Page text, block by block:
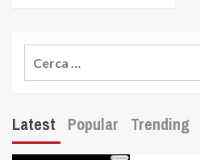
Latest Popular Trending